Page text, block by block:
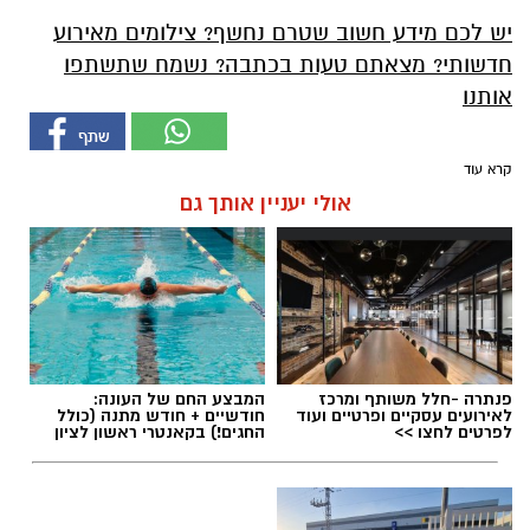
יש לכם מידע חשוב שטרם נחשף? צילומים מאירוע
חדשותי? מצאתם טעות בכתבה? נשמח שתשתפו
אותנו
קרא עוד
אולי יעניין אותך גם
פנתרה -חלל משותף ומרכז
לאירועים עסקיים ופרטיים ועוד
לפרטים לחצו >>
המבצע החם של העונה:
חודשיים + חודש מתנה (כולל
החגים!) בקאנטרי ראשון לציון